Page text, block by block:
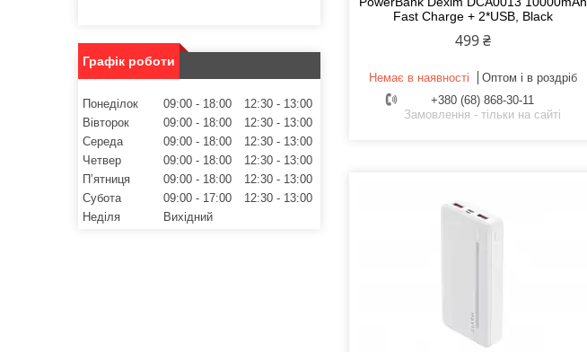
Fast Charge + 2*USB, Black
499 ₴
Немає в наявності
Оптом і в роздріб
+380 (68) 868-30-11
Замовлення - тільки на сайті
Графік роботи
Понеділок 09:00 18:00 12:30
13:00
Вівторок
09:00 18:00 12:30
13:00
Середа
09:00 18:00 12:30
13:00
Четвер
09:00 18:00 12:30
13:00
Пʼятниця
09:00 18:00 12:30
13:00
Субота
09:00 17:00 12:30
13:00
Неділя
Вихідний